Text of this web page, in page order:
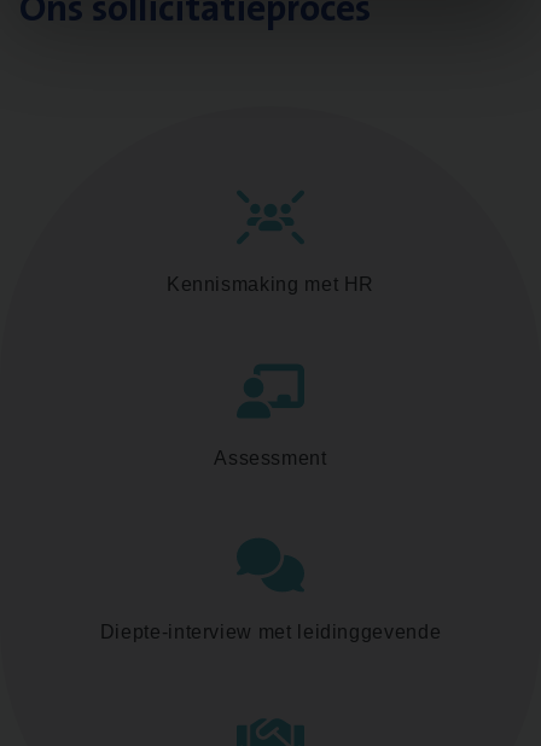
Kennismaking met HR
Assessment
Diepte-interview met leidinggevende